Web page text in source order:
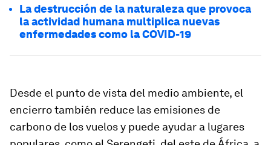
La destrucción de la naturaleza que provoca
la actividad humana multiplica nuevas
enfermedades como la COVID-19
Desde el punto de vista del medio ambiente, el
encierro también reduce las emisiones de
carbono de los vuelos y puede ayudar a lugares